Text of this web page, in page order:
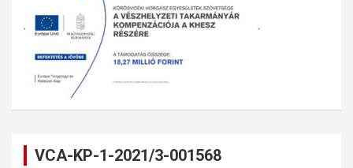
VCA-KP-1-2021/3-001568